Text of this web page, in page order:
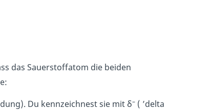
das Sauerstoffatom die beiden
Du kennzeichnest sie mit δ– ( ’delta